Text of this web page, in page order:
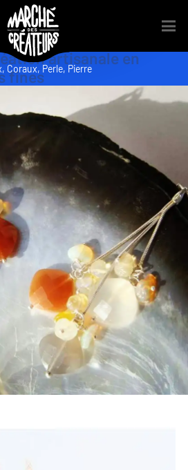
artisanale en
fines
, Coraux, Perle, Pierre